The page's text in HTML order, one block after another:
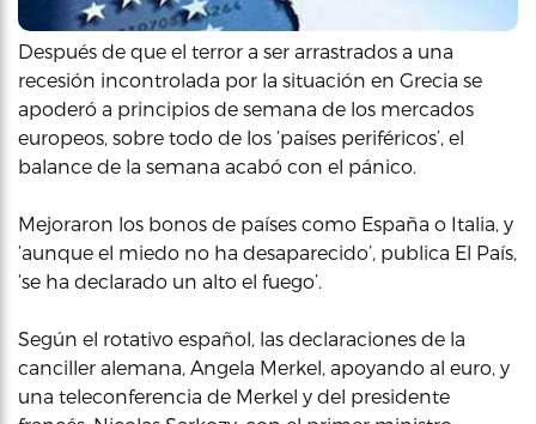
Después de que el terror a ser arrastrados a una
recesión incontrolada por la situación en Grecia se
apoderó a principios de semana de los mercados
europeos, sobre todo de los ‘países periféricos’, el
balance de la semana acabó con el pánico.
Mejoraron los bonos de países como España o Italia, y
‘aunque el miedo no ha desaparecido’, publica El País,
‘se ha declarado un alto el fuego’.
Según el rotativo español, las declaraciones de la
canciller alemana, Angela Merkel, apoyando al euro, y
una teleconferencia de Merkel y del presidente